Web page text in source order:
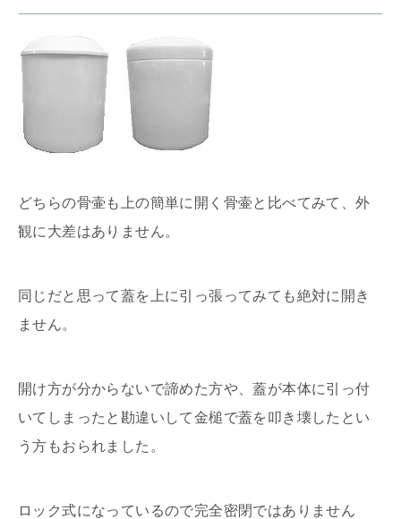
どちらの骨壷も上の簡単に開く骨壷と比べてみて、外
観に大差はありません。
同じだと思って蓋を上に引っ張ってみても絶対に開き
ません。
開け方が分からないで諦めた方や、蓋が本体に引っ付
いてしまったと勘違いして金槌で蓋を叩き壊したとい
う方もおられました。
ロック式になっているので完全密閉ではありません